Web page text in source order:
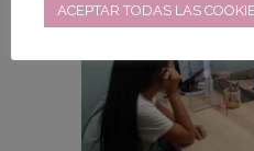
ACEPTAR TODAS LAS